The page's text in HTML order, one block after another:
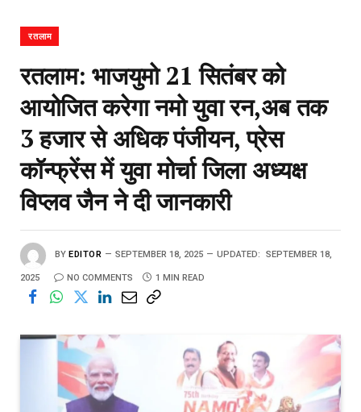
रतलाम
रतलाम: भाजयुमो 21 सितंबर को
आयोजित करेगा नमो युवा रन,अब तक
3‌ हजार से अधिक पंजीयन, प्रेस
कॉन्फ्रेंस में युवा मोर्चा जिला अध्यक्ष
विप्लव जैन ने दी जानकारी
BY EDITOR SEPTEMBER 18, 2025 UPDATED: SEPTEMBER 18,
2025 NO COMMENTS 1 MIN READ